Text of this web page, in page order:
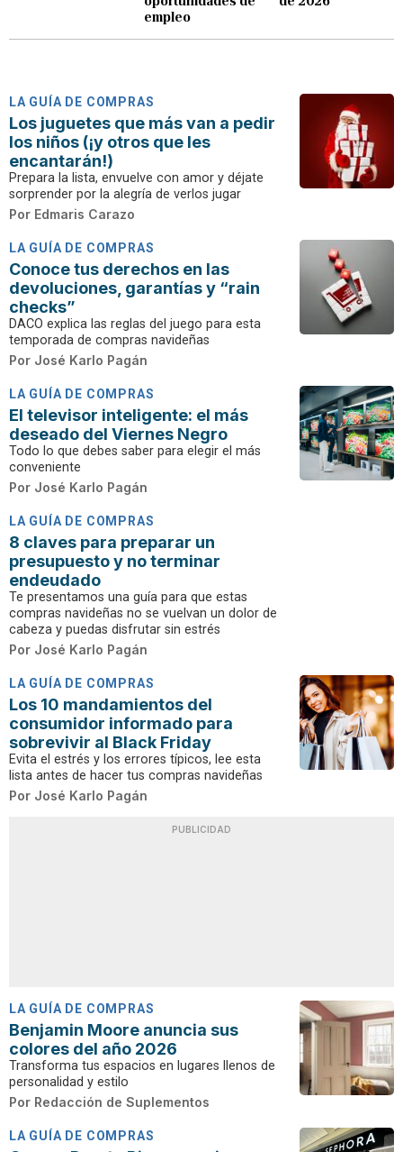
empleo
LA GUÍA DE COMPRAS
Los juguetes que más van a pedir
los niños (¡y otros que les
encantarán!)
Prepara la lista, envuelve con amor y déjate
sorprender por la alegría de verlos jugar
Por Edmaris Carazo
LA GUÍA DE COMPRAS
Conoce tus derechos en las
devoluciones, garantías y “rain
checks”
DACO explica las reglas del juego para esta
temporada de compras navideñas
Por José Karlo Pagán
LA GUÍA DE COMPRAS
El televisor inteligente: el más
deseado del Viernes Negro
Todo lo que debes saber para elegir el más
conveniente
Por José Karlo Pagán
LA GUÍA DE COMPRAS
8 claves para preparar un
presupuesto y no terminar
endeudado
Te presentamos una guía para que estas
compras navideñas no se vuelvan un dolor de
cabeza y puedas disfrutar sin estrés
Por José Karlo Pagán
LA GUÍA DE COMPRAS
Los 10 mandamientos del
consumidor informado para
sobrevivir al Black Friday
Evita el estrés y los errores típicos, lee esta
lista antes de hacer tus compras navideñas
Por José Karlo Pagán
PUBLICIDAD
LA GUÍA DE COMPRAS
Benjamin Moore anuncia sus
colores del año 2026
Transforma tus espacios en lugares llenos de
personalidad y estilo
Por Redacción de Suplementos
LA GUÍA DE COMPRAS